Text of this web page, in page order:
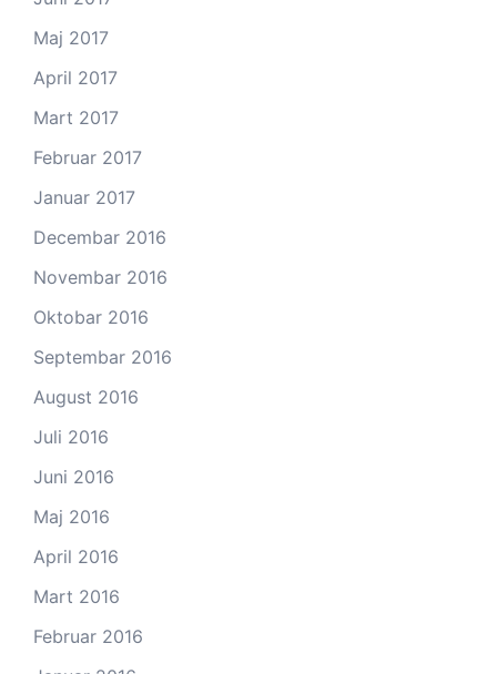
Maj 2017
April 2017
Mart 2017
Februar 2017
Januar 2017
Decembar 2016
Novembar 2016
Oktobar 2016
Septembar 2016
August 2016
Juli 2016
Juni 2016
Maj 2016
April 2016
Mart 2016
Februar 2016